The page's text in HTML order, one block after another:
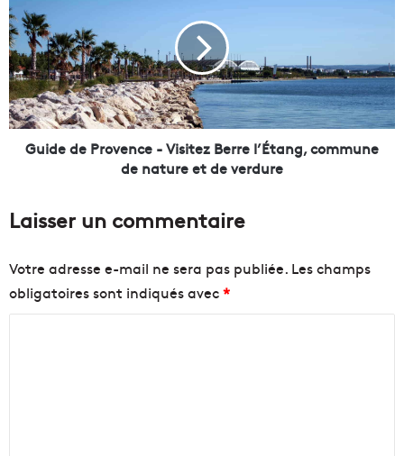
e
-
D
é
c
o
u
a
v
a
i
d
e
d
e
P
r
c
-
V
i
s
Guide de Provence - Visitez Berre l’Étang, commune
de nature et de verdure
Laisser un commentaire
Votre adresse e-mail ne sera pas publiée. Les champs
obligatoires sont indiqués avec*